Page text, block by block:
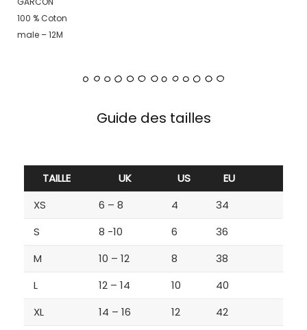
100 % Coton
male – 12M
Guide des tailles
TAILLE UK US
EU
XS
6 – 8 4
34
S
8 -10 6
36
M
10 – 12 8
38
L
12 – 14 10
40
XL
14 – 16 12
42